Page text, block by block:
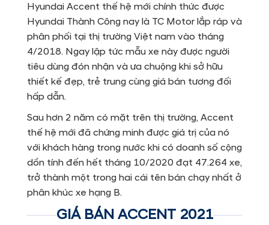
Hyundai Accent thế hệ mới chính thức được
Hyundai Thành Công nay là TC Motor lắp ráp và
phân phối tại thị trường Việt nam vào tháng
4/2018. Ngay lập tức mẫu xe này được người
tiêu dùng đón nhận và ưa chuộng khi sở hữu
thiết kế đẹp, trẻ trung cùng giá bán tương đối
hấp dẫn.
Sau hơn 2 năm có mặt trên thị trường, Accent
thế hệ mới đã chứng minh được giá trị của nó
với khách hàng trong nước khi có doanh số cộng
dồn tính đến hết tháng 10/2020 đạt 47.264 xe,
trở thành một trong hai cái tên bán chạy nhất ở
phân khúc xe hạng B.
GIÁ BÁN ACCENT 2021